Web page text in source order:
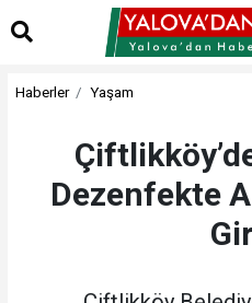
Haberler Yaşam
Dezenfekte